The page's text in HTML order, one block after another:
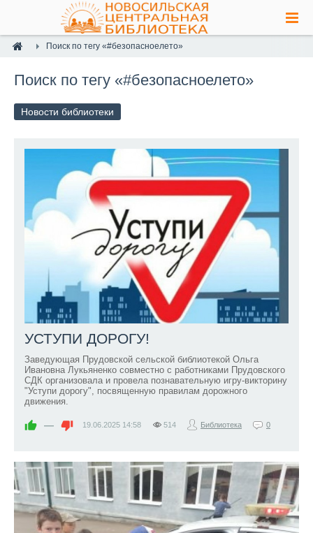
Поиск по тегу «#безопасноелето»
Поиск по тегу «#безопасноелето»
Новости библиотеки
УСТУПИ ДОРОГУ!
Заведующая Прудовской сельской библиотекой Ольга
Ивановна Лукьяненко совместно с работниками Прудовского
СДК организовала и провела познавательную игру-викторину
"Уступи дорогу", посвященную правилам дорожного
движения.
— 19.06.2025 14:58 514 Библиотека 0